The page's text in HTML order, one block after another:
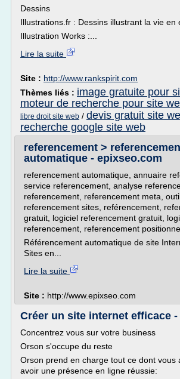
Dessins
Illustrations.fr : Dessins illustrant la vie en
Illustration Works :...
Lire la suite
Site : http://www.rankspirit.com
Thèmes liés : image gratuite pour
moteur de recherche pour site
libre droit site web / devis gratuit site
recherche google site web
referencement >
automatique - epixseo.com
referencement automatique, annuaire
service referencement, analyse
referencement, referencement meta,
referencement sites, reférencement,
gratuit, logiciel referencement gratuit,
referencement, referencement
Référencement automatique de site
Sites en...
Lire la suite
Site : http://www.epixseo.com
Créer un site internet efficace -
Concentrez vous sur votre business
Orson s'occupe du reste
Orson prend en charge tout ce dont vous
avoir une présence en ligne réussie: